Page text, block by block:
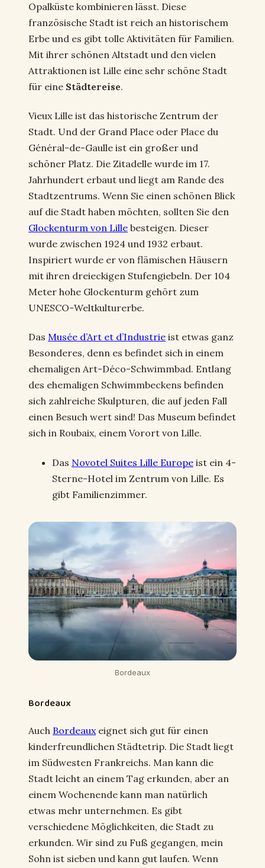
Opalküste kombinieren lässt. Diese
französische Stadt ist reich an historischem
Erbe und es gibt tolle Aktivitäten für Familien.
Mit ihrer schönen Altstadt und den vielen
Attraktionen ist Lille eine sehr schöne Stadt
für eine Städtereise.
Vieux Lille ist das historische Zentrum der
Stadt. Und der Grand Place oder Place du
Général-de-Gaulle ist ein großer und
schöner Platz. Die Zitadelle wurde im 17.
Jahrhundert erbaut und liegt am Rande des
Stadtzentrums. Wenn Sie einen schönen Blick
auf die Stadt haben möchten, sollten Sie den
Glockenturm von Lille besteigen. Dieser
wurde zwischen 1924 und 1932 erbaut.
Inspiriert wurde er von flämischen Häusern
mit ihren dreieckigen Stufengiebeln. Der 104
Meter hohe Glockenturm gehört zum
UNESCO-Weltkulturerbe.
Das Musée d’Art et d’Industrie ist etwas ganz
Besonderes, denn es befindet sich in einem
ehemaligen Art-Déco-Schwimmbad. Entlang
des ehemaligen Schwimmbeckens befinden
sich zahlreiche Skulpturen, die auf jeden Fall
einen Besuch wert sind! Das Museum befindet
sich in Roubaix, einem Vorort von Lille.
Das Novotel Suites Lille Europe ist ein 4-
Sterne-Hotel im Zentrum von Lille. Es
gibt Familienzimmer.
Bordeaux
Bordeaux
Auch Bordeauxeignet sich gut für einen
kinderfreundlichen Städtetrip. Die Stadt liegt
im Südwesten Frankreichs. Man kann die
Stadt leicht an einem Tag erkunden, aber an
einem Wochenende kann man natürlich
etwas mehr unternehmen. Es gibt
verschiedene Möglichkeiten, die Stadt zu
erkunden. Wir sind zu Fuß gegangen, mein
Sohn ist sieben und kann gut laufen. Wenn